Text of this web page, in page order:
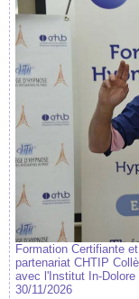
Formation Certifiante
partenariat CHTIP
avec l'Institut In-Dolore
30/11/2026